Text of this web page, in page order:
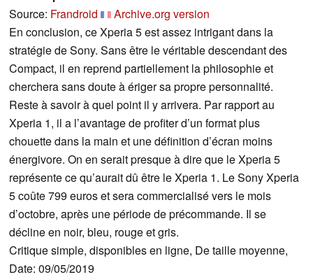
Source: Frandroid
Archive.org version
En conclusion, ce Xperia 5 est assez intrigant dans la
stratégie de Sony. Sans être le véritable descendant des
Compact, il en reprend partiellement la philosophie et
cherchera sans doute à ériger sa propre personnalité.
Reste à savoir à quel point il y arrivera. Par rapport au
Xperia 1, il a l’avantage de profiter d’un format plus
chouette dans la main et une définition d’écran moins
énergivore. On en serait presque à dire que le Xperia 5
représente ce qu’aurait dû être le Xperia 1. Le Sony Xperia
5 coûte 799 euros et sera commercialisé vers le mois
d’octobre, après une période de précommande. Il se
décline en noir, bleu, rouge et gris.
Critique simple, disponibles en ligne, De taille moyenne,
Date: 09/05/2019